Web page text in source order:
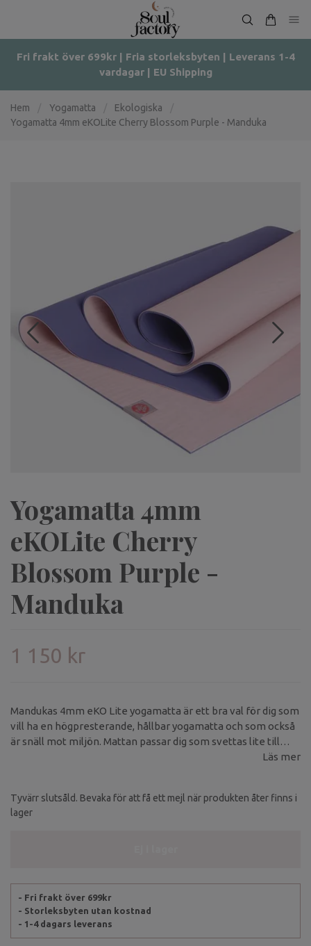
Fri frakt över 699kr | Fria storleksbyten | Leverans 1-4
vardagar | EU Shipping
Hem Yogamatta Ekologiska
Yogamatta 4mm eKOLite Cherry Blossom Purple - Manduka
Yogamatta 4mm
eKOLite Cherry
Blossom Purple -
Manduka
1 150 kr
Mandukas 4mm eKO Lite yogamatta är ett bra val för dig som
vill ha en högpresterande, hållbar yogamatta och som också
är snäll mot miljön. Mattan passar dig som svettas lite till
Läs mer
Tyvärr slutsåld. Bevaka för att få ett mejl när produkten åter finns i
lager
- Fri frakt över 699kr
- Storleksbyten utan kostnad
- 1-4 dagars leverans